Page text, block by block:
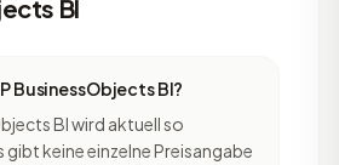
BI
BusinessObjects BI?
BI wird aktuell so
gibt keine einzelne Preisangabe